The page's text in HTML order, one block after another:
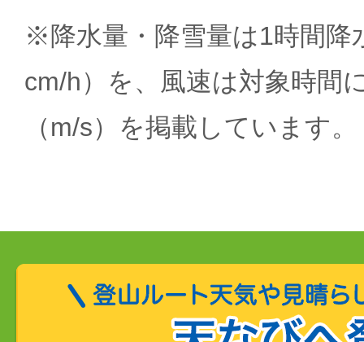
※降水量・降雪量は1時間降
cm/h）を、風速は対象時間
（m/s）を掲載しています。